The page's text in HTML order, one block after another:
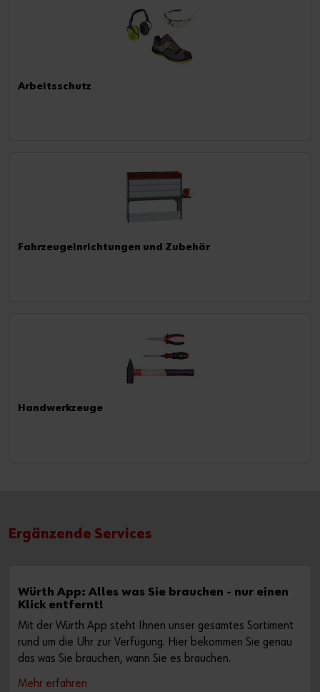
Arbeitsschutz
Fahrzeugeinrichtungen und Zubehör
Handwerkzeuge
Ergänzende Services
Würth App: Alles was Sie brauchen - nur einen
Klick entfernt!
Mit der Würth App steht Ihnen unser gesamtes Sortiment
rund um die Uhr zur Verfügung. Hier bekommen Sie genau
das was Sie brauchen, wann Sie es brauchen.
Mehr erfahren